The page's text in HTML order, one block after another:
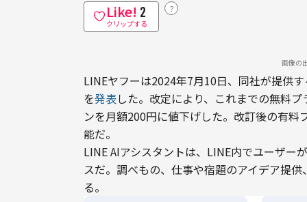
Like! 2
クリップする
？
画像の
LINEヤフーは2024年7月10日、同社が提供
を発表した。改定により、これまでの無料
ンを月額200円に値下げした。改訂後の有
能だ。
LINE AIアシスタントは、LINE内でユーザー
スだ。調べもの、仕事や宿題のアイデア提
る。